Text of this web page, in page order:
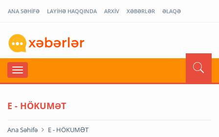
ANA SƏHİFƏ LAYİHƏ HAQQINDA ARXİV XƏBƏRLƏR ƏLAQƏ
E - HÖKUMƏT
Ana Səhifə E - HÖKUMƏT